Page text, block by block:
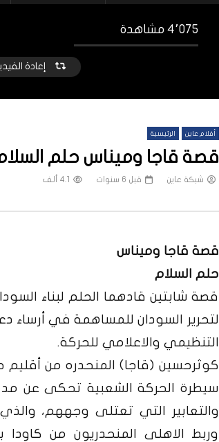
4٬075 مشاهدة
إعادة
شاهد
متبادلة ونزوح الآلاف
أفلام عاين الرئيسية
قصة قاجا وميناس حلم
شبكة عاين قبل 6 سنوات 4.1 ألف
قصة قاجا وميناس
حلم السلام
قصة شابتين قادهما الحلم لبناء
لتحرير السودان للمساهمة في أرساء
التنظيمي والاعلامي للحركة.
كوثرحسين (قاجا) المنحدره من
سيطرة الحركة الشعبية تحكى عن
والتعابير التي تعتلى وجههم،
وربط الاهلى المنحدريون من كاودا